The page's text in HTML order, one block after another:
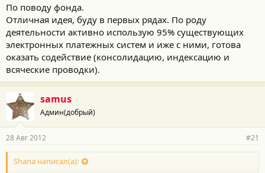
По поводу фонда.
Отличная идея, буду в первых рядах. По роду
деятельности активно использую 95% существующих
электронных платежных систем и иже с ними, готова
оказать содействие (консолидацию, индексацию и
всяческие проводки).
samus
Админ(добрый)
28 Авг 2012 #21
Shana написал(а):